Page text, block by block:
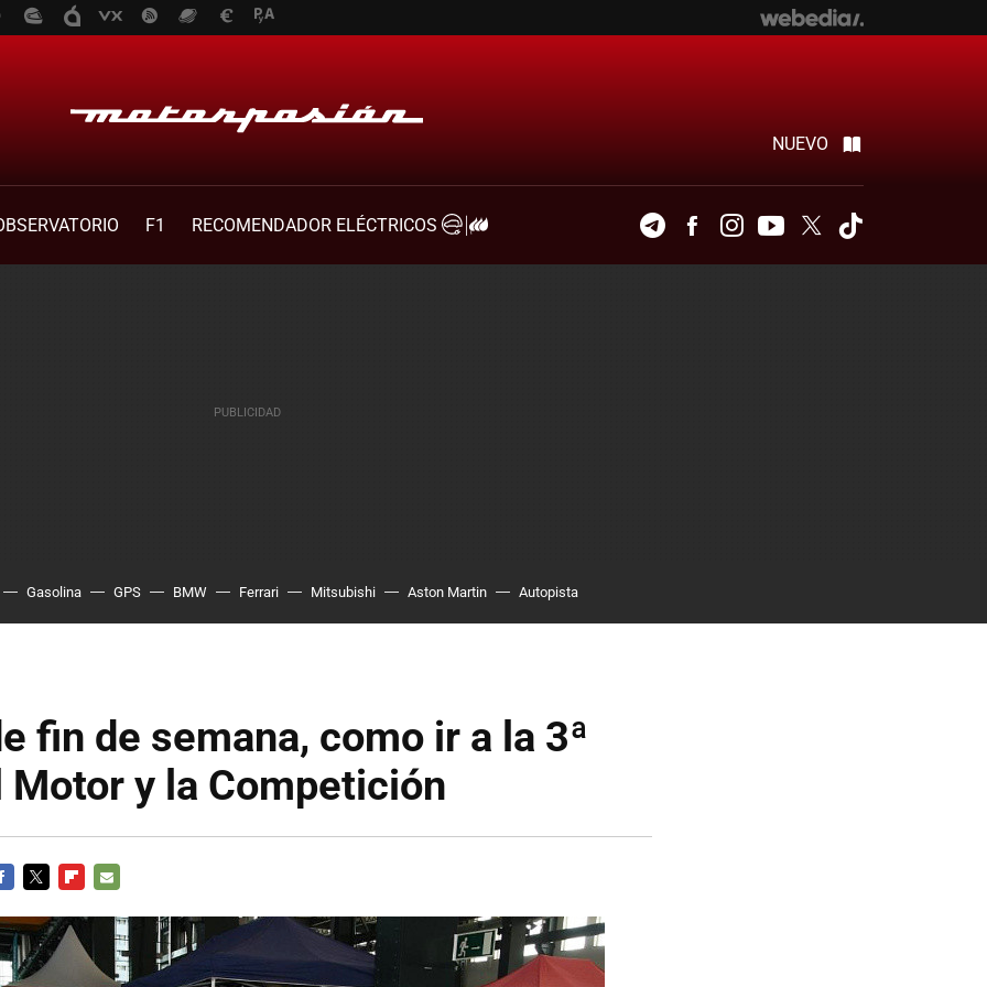
NUEVO
F1 RECOMENDADOR ELÉCTRICOS TelegramFacebookInstagramYoutubeTwitter
Gasolina GPS BMW Ferrari Mitsubishi Aston Martin Autopista
fin de semana, como ir a la 3ª
Motor y la Competición
MAIL